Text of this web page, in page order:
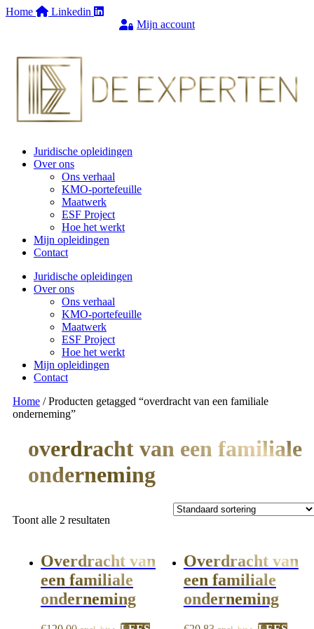
Ga
Home
Linkedin
Mijn account
Juridische opleidingen
Over ons
Ons verhaal
KMO-portefeuille
Maatwerk
ESF Project
Hoe het werkt
Mijn opleidingen
Contact
Juridische opleidingen
Over ons
Ons verhaal
KMO-portefeuille
Maatwerk
ESF Project
Hoe het werkt
Mijn opleidingen
Contact
Home / Producten getagged “overdracht van een familiale
onderneming”
overdracht van een familiale
onderneming
Toont alle 2 resultaten
Overdracht van
een familiale
onderneming
Overdracht van
een familiale
onderneming